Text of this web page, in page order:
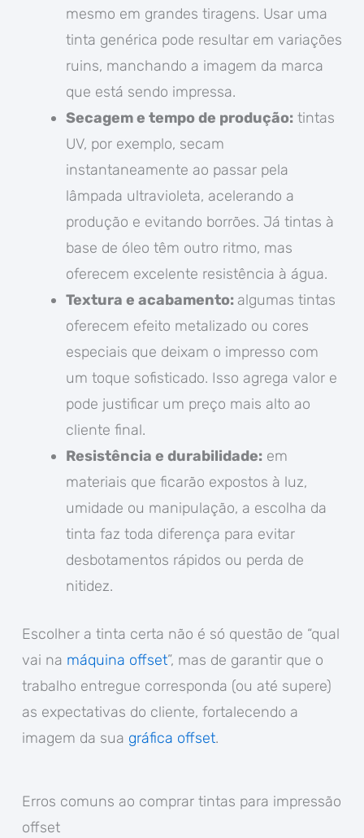
mesmo em grandes tiragens. Usar uma
tinta genérica pode resultar em variações
ruins, manchando a imagem da marca
que está sendo impressa.
Secagem e tempo de produção:tintas
UV, por exemplo, secam
instantaneamente ao passar pela
lâmpada ultravioleta, acelerando a
produção e evitando borrões. Já tintas à
base de óleo têm outro ritmo, mas
oferecem excelente resistência à água.
Textura e acabamento:algumas tintas
oferecem efeito metalizado ou cores
especiais que deixam o impresso com
um toque sofisticado. Isso agrega valor e
pode justificar um preço mais alto ao
cliente final.
Resistência e durabilidade:em
materiais que ficarão expostos à luz,
umidade ou manipulação, a escolha da
tinta faz toda diferença para evitar
desbotamentos rápidos ou perda de
nitidez.
Escolher a tinta certa não é só questão de “qual
vai na máquina offset”, mas de garantir que o
trabalho entregue corresponda (ou até supere)
as expectativas do cliente, fortalecendo a
imagem da sua gráfica offset.
Erros comuns ao comprar tintas para impressão
offset